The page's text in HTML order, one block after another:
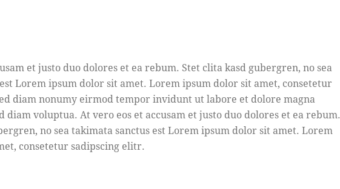
et justo duo dolores et ea rebum. Stet clita kasd gubergren, no sea
Lorem ipsum dolor sit amet. Lorem ipsum dolor sit amet, consetetur
diam nonumy eirmod tempor invidunt ut labore et dolore magna
diam voluptua. At vero eos et accusam et justo duo dolores et ea rebum.
no sea takimata sanctus est Lorem ipsum dolor sit amet. Lorem
consetetur sadipscing elitr.